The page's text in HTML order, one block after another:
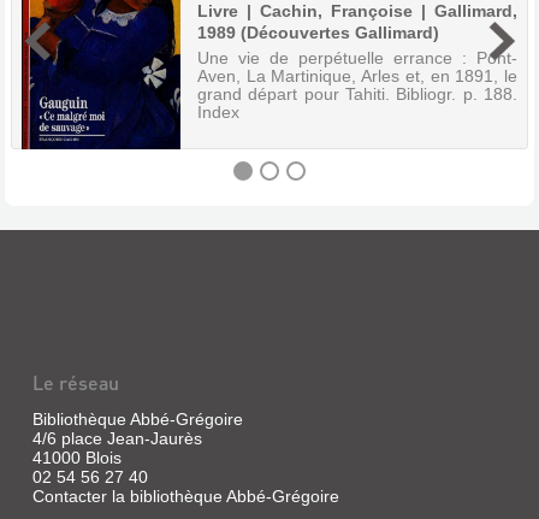
Livre | Cachin, Françoise | Gallimard,
1989 (Découvertes Gallimard)
Une vie de perpétuelle errance : Pont-
Aven, La Martinique, Arles et, en 1891, le
grand départ pour Tahiti. Bibliogr. p. 188.
Index
DE
SAUVAGE"
Livre
Cachin,
Le réseau
Bibliothèque Abbé-Grégoire
4/6 place Jean-Jaurès
41000 Blois
02 54 56 27 40
Contacter la bibliothèque Abbé-Grégoire